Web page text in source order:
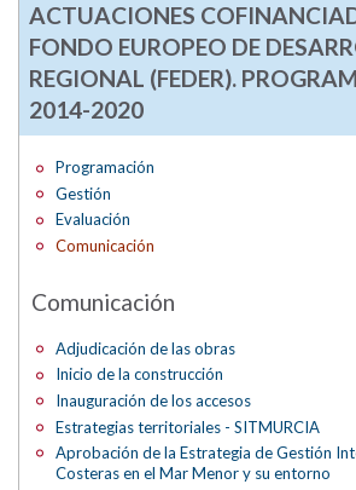
ACTUACIONES
FONDO EUROPEO DE
REGIONAL (FEDER).
2014-2020
Programación
Gestión
Evaluación
Comunicación
Comunicación
Adjudicación de las obras
Inicio de la construcción
Inauguración de los accesos
Estrategias territoriales - SITMURCIA
Aprobación de la Estrategia de Gestión
Costeras en el Mar Menor y su entorno